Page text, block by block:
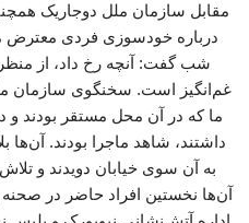
مقابل سازمان ملل دوجاریک
درباره خودسوزی فردی معترض
شب گفت: آنچه رخ داد، از
غم‌انگیز است. سخنگوی سازمان
ما که در آن محل مستقر بودند
داشتند، شاهد ماجرا بودند.
به آن سوی خیابان دویدند و
آن‌ها نخستین افراد حاضر در